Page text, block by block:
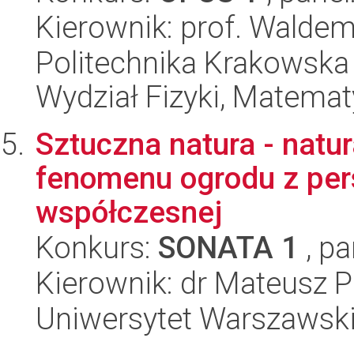
Kierownik: prof.
Politechnika
Wydział Fizyki,
Sztuczna natura -
fenomenu ogrodu z
współczesnej
Konkurs: SONATA 1 ,
Kierownik: dr Mateusz
Uniwersytet